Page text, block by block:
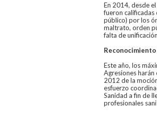
En 2014, desde
fueron calificadas
público) por los
maltrato, orden
falta de
Reconocimiento
Este año, los
Agresiones
2012 de la
esfuerzo
Sanidad a fin de
profesionales